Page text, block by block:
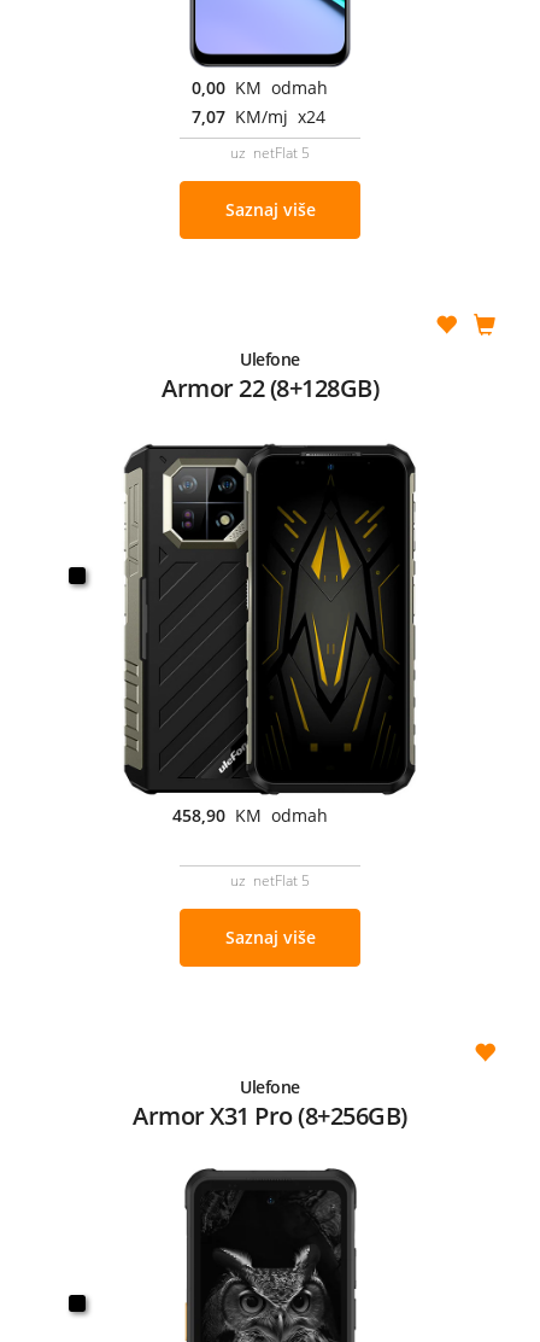
0,00 KM odmah
7,07 KM/mj x24
uz netFlat 5
Saznaj više
Ulefone
Armor 22 (8+128GB)
458,90 KM odmah
uz netFlat 5
Saznaj više
Ulefone
Armor X31 Pro (8+256GB)